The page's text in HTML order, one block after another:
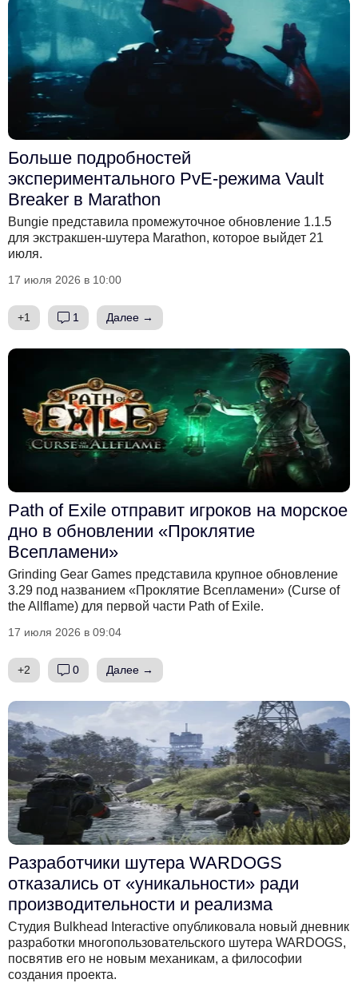
Больше подробностей
экспериментального PvE-режима Vault
Breaker в Marathon
Bungie представила промежуточное обновление 1.1.5
для экстракшен-шутера Marathon, которое выйдет 21
июля.
17 июля 2026 в 10:00
+1 1 Далее →
Path of Exile отправит игроков на морское
дно в обновлении «Проклятие
Всепламени»
Grinding Gear Games представила крупное обновление
3.29 под названием «Проклятие Всепламени» (Curse of
the Allflame) для первой части Path of Exile.
17 июля 2026 в 09:04
+2 0 Далее →
Разработчики шутера WARDOGS
отказались от «уникальности» ради
производительности и реализма
Студия Bulkhead Interactive опубликовала новый дневник
разработки многопользовательского шутера WARDOGS,
посвятив его не новым механикам, а философии
создания проекта.